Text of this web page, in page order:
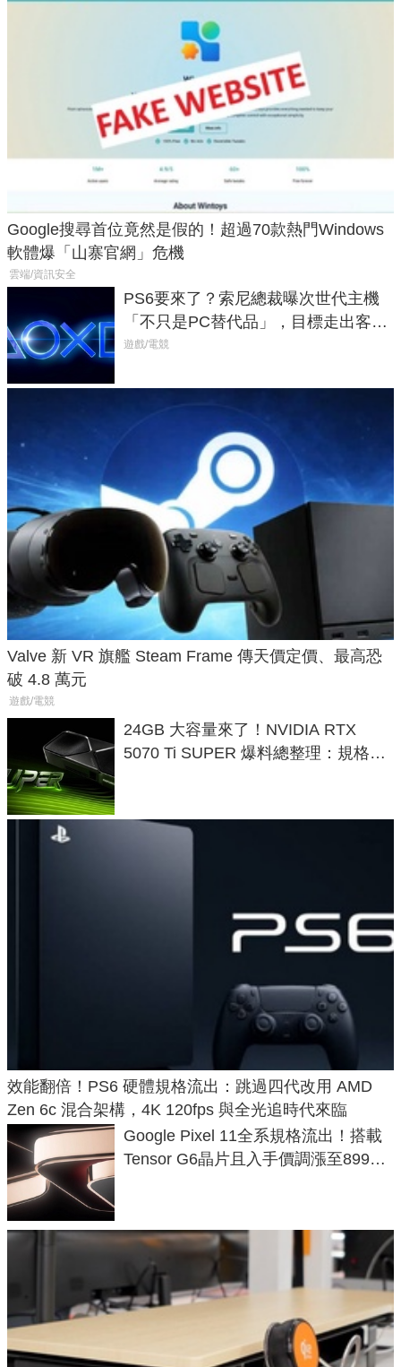
Google搜尋首位竟然是假的！超過70款熱門Windows
軟體爆「山寨官網」危機
雲端/資訊安全
PS6要來了？索尼總裁曝次世代主機
「不只是PC替代品」，目標走出客
廳、進軍電競桌面
遊戲/電競
Valve 新 VR 旗艦 Steam Frame 傳天價定價、最高恐
破 4.8 萬元
遊戲/電競
24GB 大容量來了！NVIDIA RTX
5070 Ti SUPER 爆料總整理：規格、
效能翻倍！PS6 硬體規格流出：跳過四代改用 AMD
Zen 6c 混合架構，4K 120fps 與全光追時代來臨
Google Pixel 11全系規格流出！搭載
Tensor G6晶片且入手價調漲至899美